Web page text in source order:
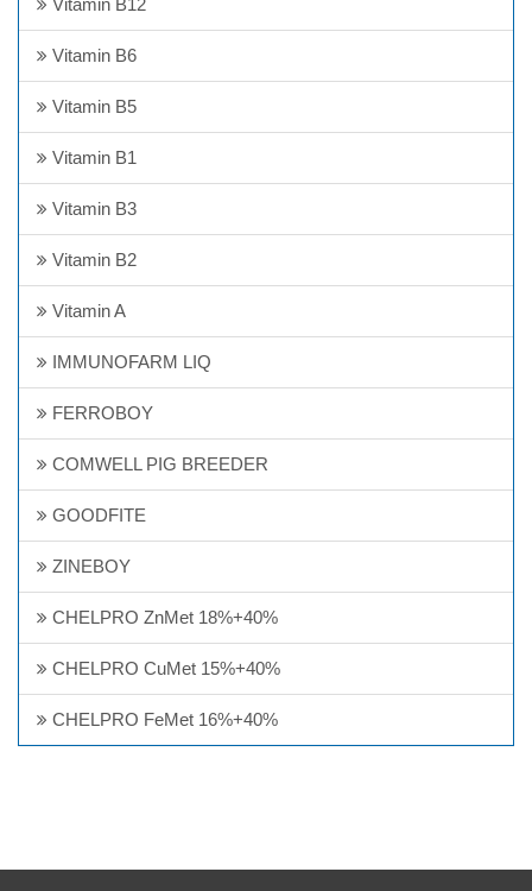
Vitamin B12
Vitamin B6
Vitamin B5
Vitamin B1
Vitamin B3
Vitamin B2
Vitamin A
IMMUNOFARM LIQ
FERROBOY
COMWELL PIG BREEDER
GOODFITE
ZINEBOY
CHELPRO ZnMet 18%+40%
CHELPRO CuMet 15%+40%
CHELPRO FeMet 16%+40%